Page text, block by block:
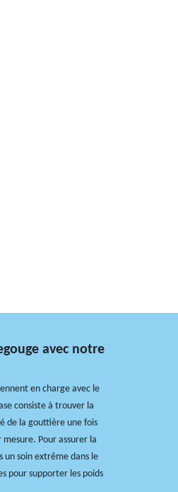
avec notre
en charge avec le
consiste à trouver la
de la gouttière une fois
Pour assurer la
un soin extrême dans le
pour supporter les poids